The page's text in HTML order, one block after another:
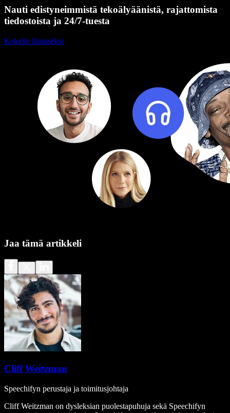
Nauti edistyneimmistä tekoälyäänistä, rajattomista
tiedostoista ja 24/7-tuesta
Kokeile ilmaiseksi
Jaa tämä artikkeli
Cliff Weitzman
Speechifyn perustaja ja toimitusjohtaja
Cliff Weitzman on dysleksian puolestapuhuja sekä Speechifyn